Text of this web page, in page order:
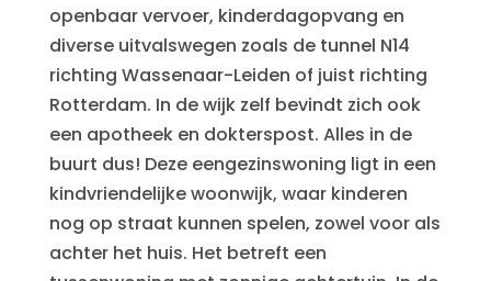
openbaar vervoer, kinderdagopvang en
diverse uitvalswegen zoals de tunnel N14
richting Wassenaar-Leiden of juist richting
Rotterdam. In de wijk zelf bevindt zich ook
een apotheek en dokterspost. Alles in de
buurt dus! Deze eengezinswoning ligt in een
kindvriendelijke woonwijk, waar kinderen
nog op straat kunnen spelen, zowel voor als
achter het huis. Het betreft een